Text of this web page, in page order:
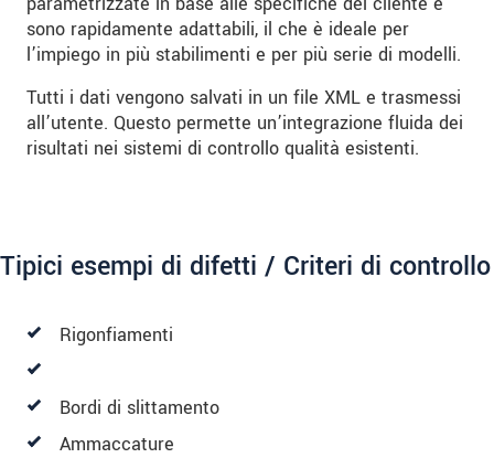
sono rapidamente adattabili, il che è ideale per
l’impiego in più stabilimenti e per più serie di modelli.
Tutti i dati vengono salvati in un file XML e trasmessi
all’utente. Questo permette un’integrazione fluida dei
risultati nei sistemi di controllo qualità esistenti.
Tipici esempi di difetti / Criteri di controllo
Rigonfiamenti
Bordi di slittamento
Ammaccature